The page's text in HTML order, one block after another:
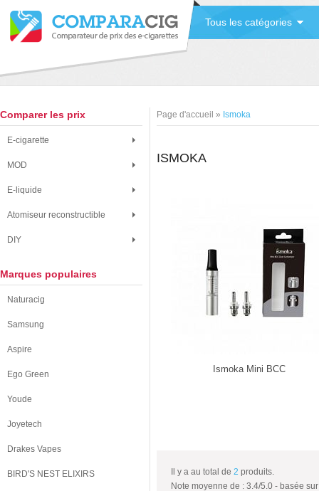
Tous les catégories
Comparer les prix
E-cigarette
MOD
E-liquide
Atomiseur reconstructible
DIY
Marques populaires
Naturacig
Samsung
Aspire
Ego Green
Youde
Joyetech
Drakes Vapes
BIRD'S NEST ELIXIRS
Page d'accueil » Ismoka
ISMOKA
Ismoka Mini BCC
Il y a au total de 2 produits.
Note moyenne de : 3.4/5.0 - basée